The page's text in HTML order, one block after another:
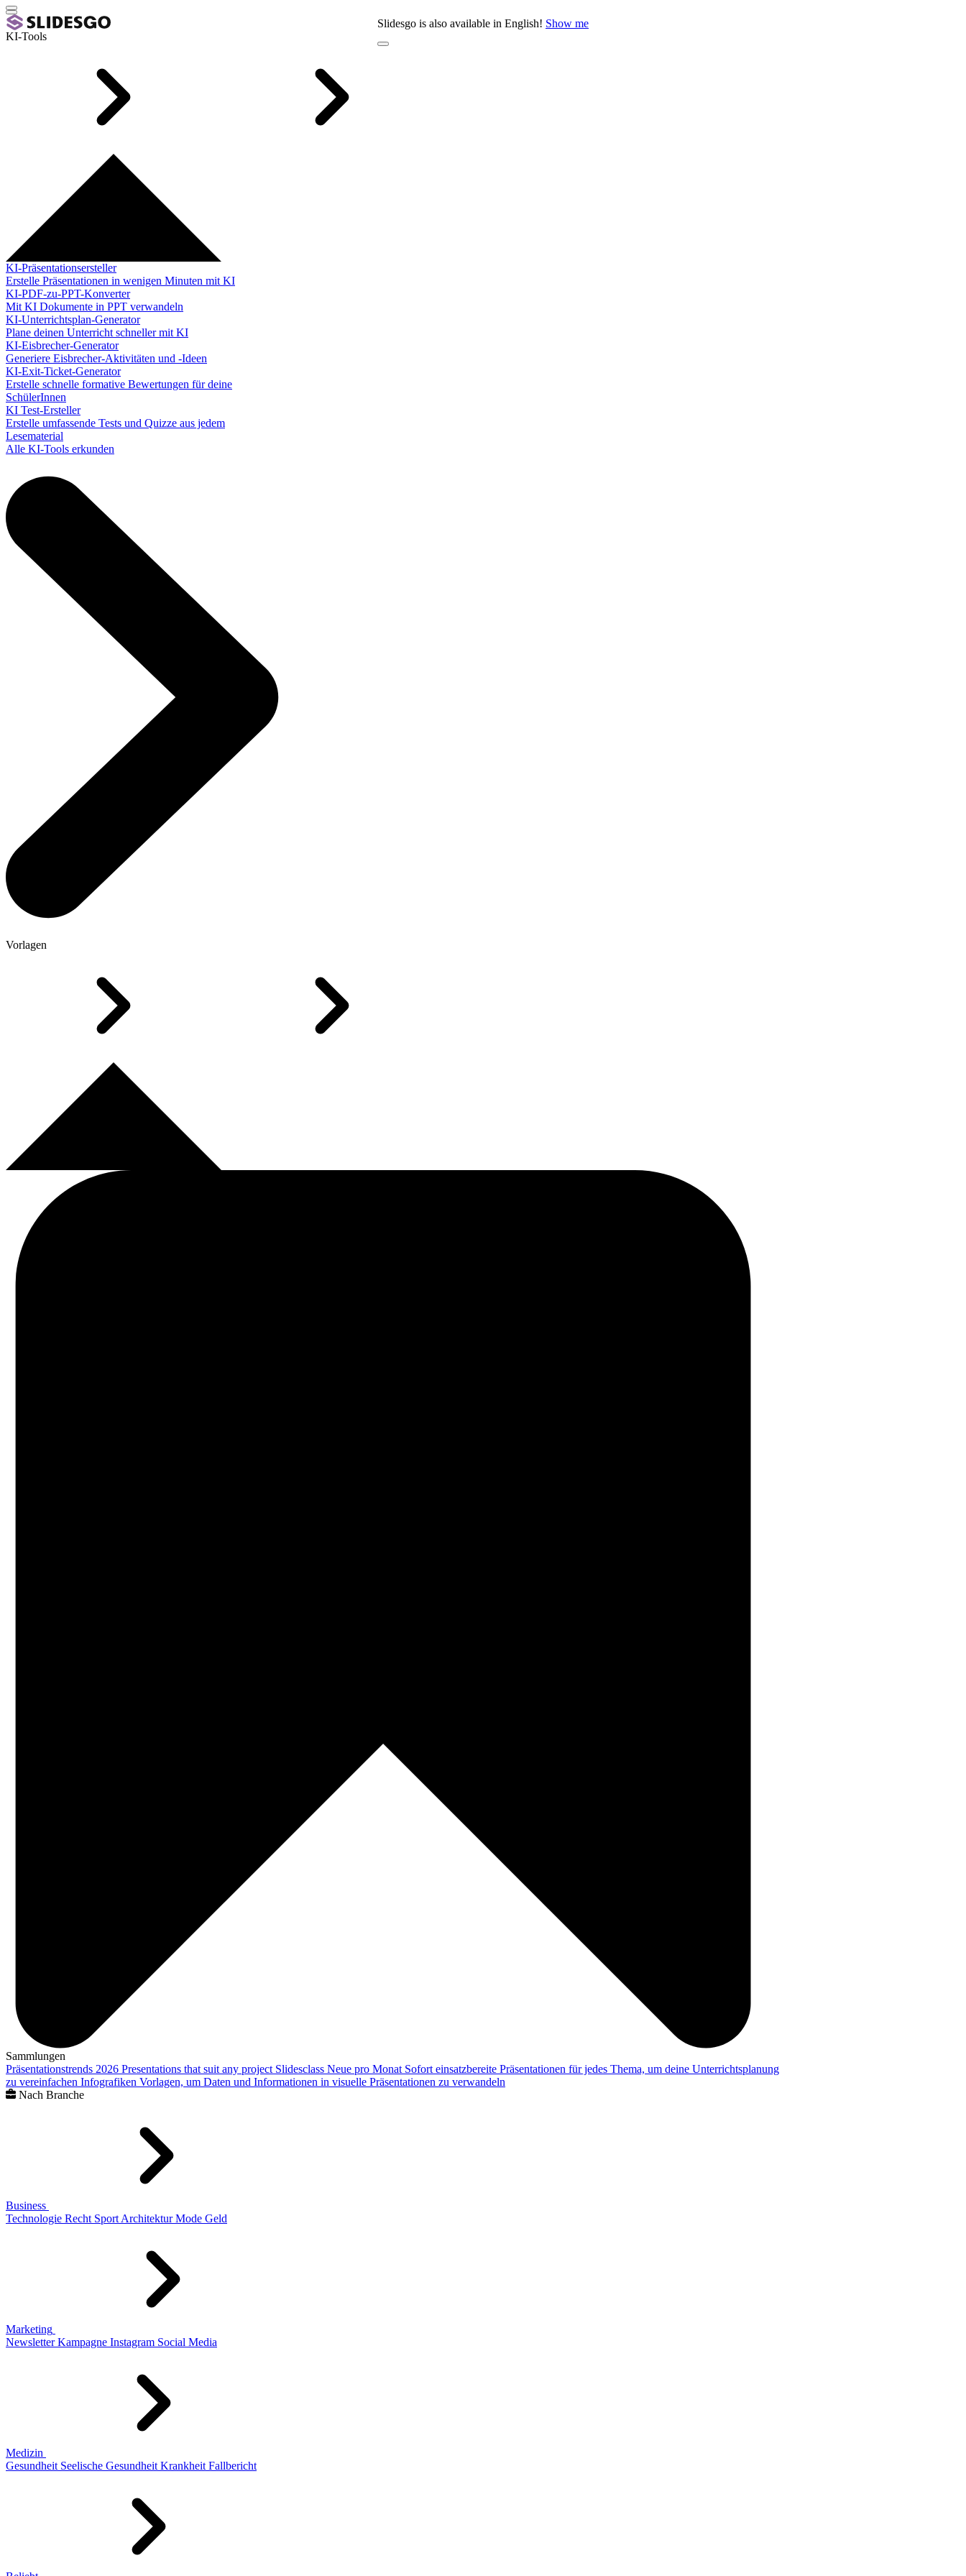
Slidesgo is also available in English! Show me
KI-Tools
KI-Präsentationsersteller
Erstelle Präsentationen in wenigen Minuten mit KI
KI-PDF-zu-PPT-Konverter
Mit KI Dokumente in PPT verwandeln
KI-Unterrichtsplan-Generator
Plane deinen Unterricht schneller mit KI
KI-Eisbrecher-Generator
Generiere Eisbrecher-Aktivitäten und -Ideen
KI-Exit-Ticket-Generator
Erstelle schnelle formative Bewertungen für deine
SchülerInnen
KI Test-Ersteller
Erstelle umfassende Tests und Quizze aus jedem
Lesematerial
Alle KI-Tools erkunden
Vorlagen
Sammlungen
Präsentationstrends 2026 Presentations that suit any project Slidesclass Neue pro Monat Sofort einsatzbereite Präsentationen für jedes Thema, um deine Unterrichtsplanung
zu vereinfachen Infografiken Vorlagen, um Daten und Informationen in visuelle Präsentationen zu verwandeln
Nach Branche
Business
Technologie Recht Sport Architektur Mode Geld
Marketing
Newsletter Kampagne Instagram Social Media
Medizin
Gesundheit Seelische Gesundheit Krankheit Fallbericht